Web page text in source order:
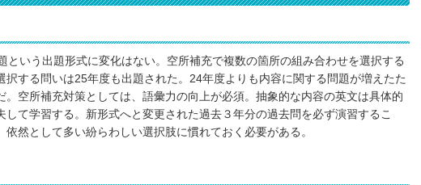
という出題形式に変化はない。空所補充で複数の箇所の組み合わせを選択する
択する問いは25年度も出題された。24年度よりも内容に関する問題が増えたた
。空所補充対策としては、語彙力の向上が必須。抽象的な内容の英文は具体的
して学習する。新形式へと変更された過去３年分の過去問を必ず演習するこ
依然として多い紛らわしい選択肢に慣れておく必要がある。